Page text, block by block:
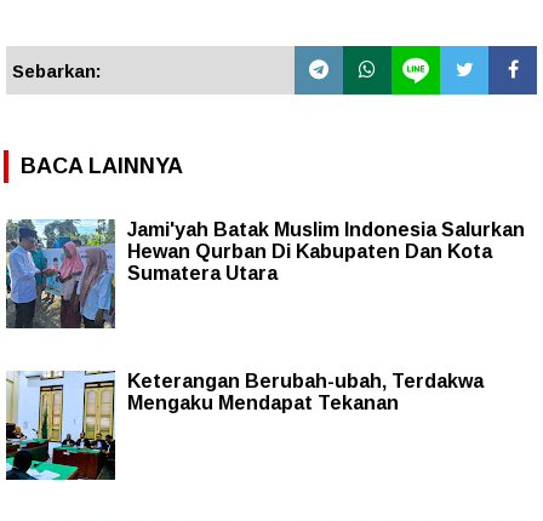
Sebarkan:
BACA LAINNYA
Jami'yah Batak Muslim Indonesia Salurkan
Hewan Qurban Di Kabupaten Dan Kota
Sumatera Utara
Keterangan Berubah-ubah, Terdakwa
Mengaku Mendapat Tekanan